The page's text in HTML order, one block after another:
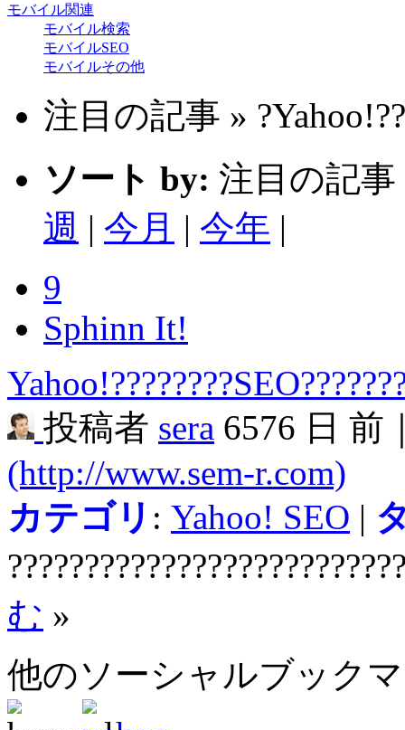
モバイル関連
モバイル検索
モバイルSEO
モバイルその他
注目の記事 »
ソート by: 注目の記
週 | 今月 | 今年 |
9
Sphinn It!
投稿者 sera 6576 日 前
(http://www.sem-r.com)
カテゴリ : Yahoo! SEO |
む »
他のソーシャルブック